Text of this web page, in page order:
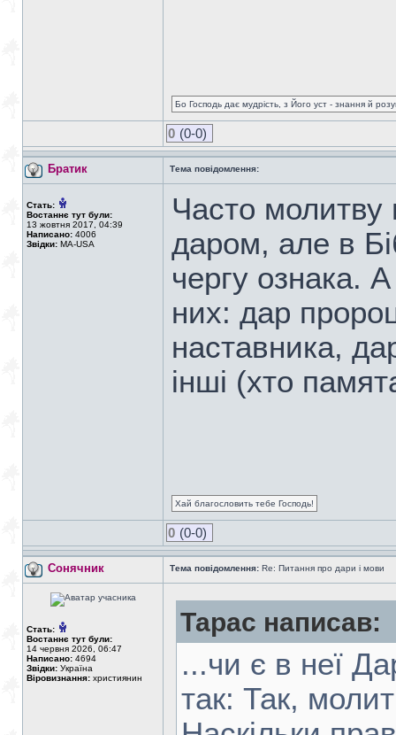
Бо Господь дає мудрість, з Його уст - знання й
0 (0-0)
Братик Тема повідомлення:
Стать:
Востаннє тут були:
13 жовтня 2017, 04:39
Написано: 4006
Звідки: MA-USA
Часто молитву
даром, але в
чергу ознака.
них: дар
наставника,
інші (хто
Хай благословить тебе Господь!
0 (0-0)
Сонячник Тема повідомлення: Re: Питання про дари і мови
Стать:
Востаннє тут були:
14 червня 2026, 06:47
Написано: 4694
Звідки: Україна
Віровизнання: християнин
Тарас написав:
...чи є в неї
так: Так,